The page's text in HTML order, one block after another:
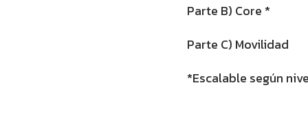
Parte B) Core *
Parte C) Movilidad
*Escalable según